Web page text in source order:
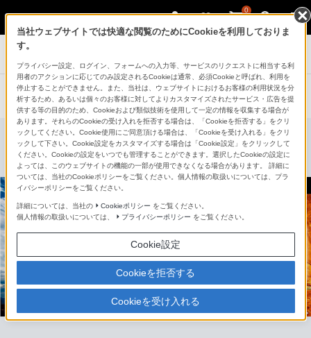
0
記録メディア
商品一覧：XQDメモリーカード
当社ウェブサイトでは快適な閲覧のためにCookieを利用しておりま
す。
プライバシー設定、ログイン、フォームへの入力等、サービスのリクエストに相当する利
用者のアクションに応じてのみ設定されるCookieは通常、必須Cookieと呼ばれ、利用を
停止することができません。また、当社は、ウェブサイトにおけるお客様の利用状況を分
析するため、あるいは個々のお客様に対してよりカスタマイズされたサービス・広告を提
供する等の目的のため、Cookieおよび類似技術を使用して一定の情報を収集する場合が
あります。それらのCookieの受け入れを拒否する場合は、「Cookieを拒否する」をクリ
ックしてください。Cookie使用にご同意頂ける場合は、「Cookieを受け入れる」をクリ
ックして下さい。Cookie設定をカスタマイズする場合は「Cookie設定」をクリックして
ください。Cookieの設定をいつでも管理することができます。選択したCookieの設定に
よっては、このウェブサイトの機能の一部が使用できなくなる場合があります。 詳細に
ついては、当社のCookieポリシーをご覧ください。個人情報の取扱いについては、プラ
イバシーポリシーをご覧ください。
詳細については、当社の Cookieポリシー をご覧ください。
個人情報の取扱いについては、
プライバシーポリシー をご覧ください。
Cookie設定
Cookieを拒否する
Cookieを受け入れる